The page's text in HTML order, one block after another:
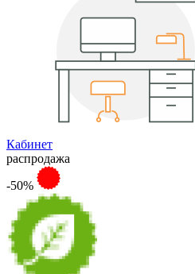
Кабинет
распродажа
-50%